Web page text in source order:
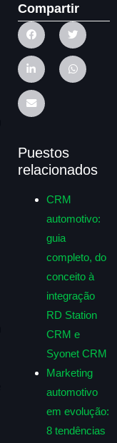
Compartir
Puestos
relacionados
CRM
automotivo:
guia
completo, do
conceito à
integração
RD Station
CRM e
Syonet CRM
Marketing
automotivo
em evolução:
8 tendências